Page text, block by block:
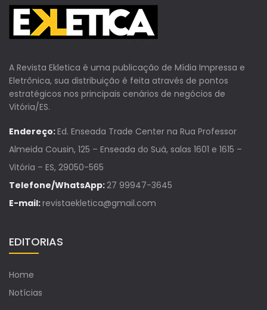
A Revista Ekletica é uma publicação de Mídia Impressa e
Eletrônica, sua distribuição é feita através de pontos
estratégicos nos principais cenários de negócios de
Vitória/ES.
Endereço:Ed. Enseada Trade Center na Rua Professor
Almeida Cousin, 125 – Enseada do Suá, salas 1601 e 1615 –
Vitória – ES, 29050-565
Telefone/WhatsApp:27 99947-3645
E-mail:revistaekletica@gmail.com
EDITORIAS
Home
Notícias